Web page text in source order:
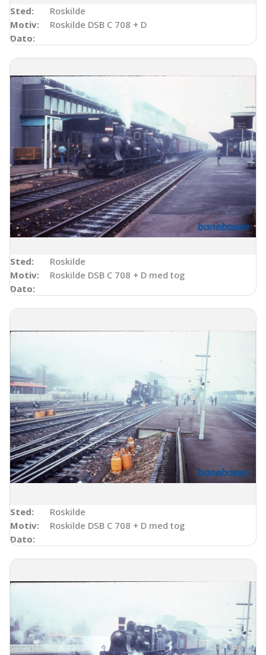
Sted:
Roskilde
Motiv:
Roskilde DSB C 708 + D
Dato:
Sted:
Roskilde
Motiv:
Roskilde DSB C 708 + D med tog
Dato:
Sted:
Roskilde
Motiv:
Roskilde DSB C 708 + D med tog
Dato: